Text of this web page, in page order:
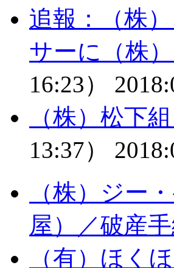
追報：（株
サーに（株
16:23）
（株）松下
13:37）
（株）ジー
屋）／破産
（有）ほく